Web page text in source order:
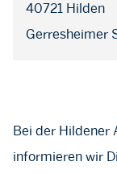
40721 Hilden
Gerresheimer
Bei der Hildener
informieren wir